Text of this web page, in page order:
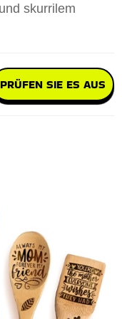
skurrilem
PRÜFEN SIE ES AUS